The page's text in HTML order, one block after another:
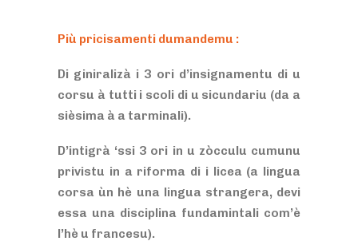
Più pricisamenti dumandemu :
Di giniralizà i 3 ori d’insignamentu di u
corsu à tutti i scoli di u sicundariu (da a
sièsima à a tarminali).
D’intigrà ‘ssi 3 ori in u zòcculu cumunu
privistu in a riforma di i licea (a lingua
corsa ùn hè una lingua strangera, devi
essa una disciplina fundamintali com’è
l’hè u francesu).